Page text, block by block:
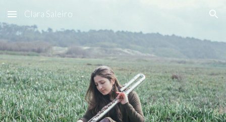
Skip to main content Skip to navigation
Clara Saleiro